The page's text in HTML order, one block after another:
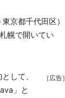
京都千代田区）
幌で開いてい
［広告］
して、
」と